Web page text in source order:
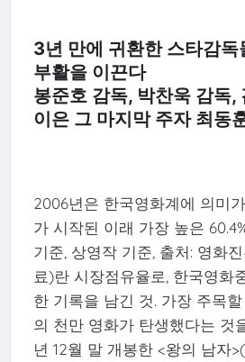
3년 만에 귀환한 스타감독
부활을 이끈다
봉준호 감독, 박찬욱 감독,
이은 그 마지막 주자 최동
2006년은 한국영화계에 의미
가 시작된 이래 가장 높은
기준, 상영작 기준, 출처: 영화
료)란 시장점유율로, 한국영화
한 기록을 남긴 것. 가장 주목
의 천만 영화가 탄생했다는 것
년 12월 말 개봉한 <왕의 남자